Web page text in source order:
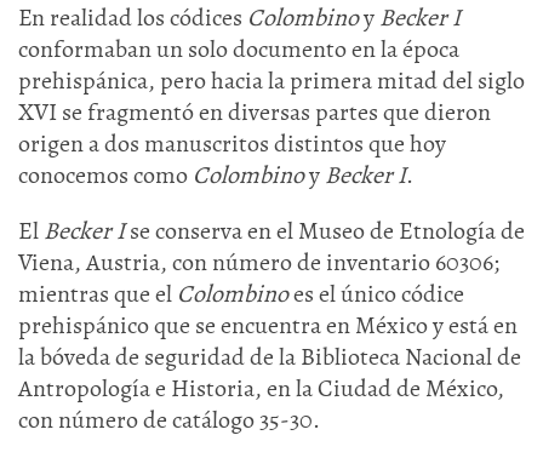
En realidad los códices ColombinoyBecker I
conformaban un solo documento en la época
prehispánica, pero hacia la primera mitad del siglo
XVI se fragmentó en diversas partes que dieron
origen a dos manuscritos distintos que hoy
conocemos como ColombinoyBecker I.
ElBecker Ise conserva en el Museo de Etnología de
Viena, Austria, con número de inventario 60306;
mientras que el Colombinoes el único códice
prehispánico que se encuentra en México y está en
la bóveda de seguridad de la Biblioteca Nacional de
Antropología e Historia, en la Ciudad de México,
con número de catálogo 35-30.